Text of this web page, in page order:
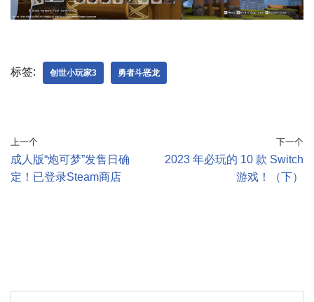
标签: 创世小玩家3 勇者斗恶龙
上一个
成人版“炮可梦”发售日确
定！已登录Steam商店
下一个
2023 年必玩的 10 款 Switch
游戏！（下）